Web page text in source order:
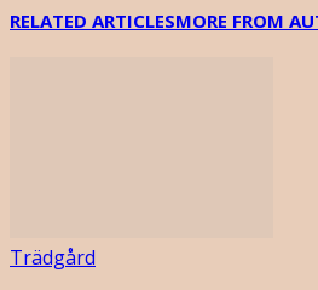
RELATED ARTICLESMORE FROM
Trädgård